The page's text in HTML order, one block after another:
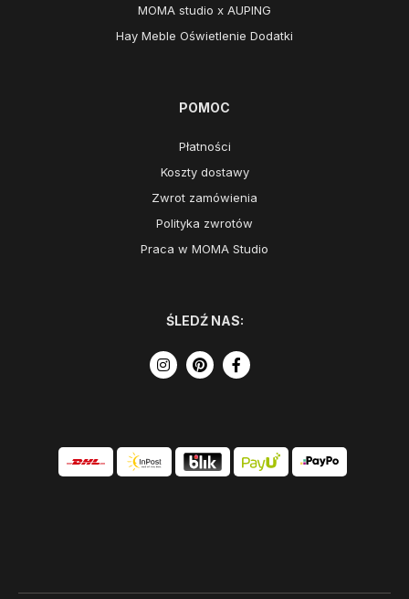
MOMA studio x AUPING
Hay Meble Oświetlenie Dodatki
POMOC
Płatności
Koszty dostawy
Zwrot zamówienia
Polityka zwrotów
Praca w MOMA Studio
ŚLEDŹ NAS: